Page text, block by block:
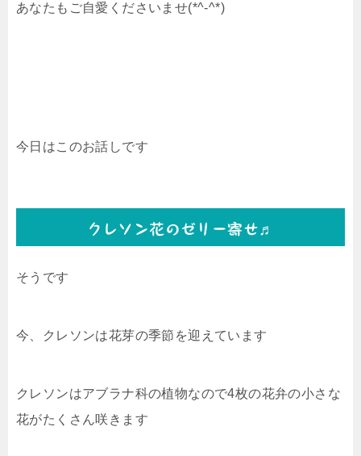
あなたもご自愛くださいませ(*^-^*)
今日はこのお話しです
クレソン花のゼリー寄せ♬
そうです
今、クレソンは花芽の季節を迎えています
クレソンはアブラナ科の植物なので4枚の花弁の小さな
花がたくさん咲きます